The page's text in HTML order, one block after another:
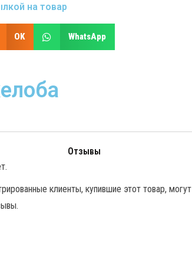
на товар
OK WhatsApp
Отзывы
клиенты, купившие этот товар, могут